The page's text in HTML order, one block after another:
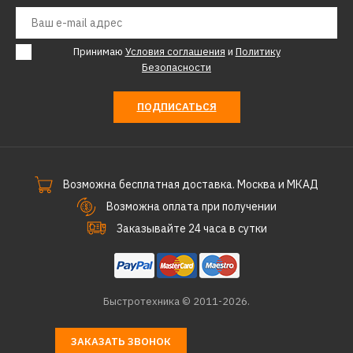
ДОБАВИТЬ К СРАВНЕНИЮ
ДОБАВИТЬ В ПОЖЕЛАНИЯ
Виброплита DIAM VM-
161352р.
КУПИТЬ
ДОБАВИТЬ К СРАВНЕНИЮ
DIAM
Принимаю Условия соглашения и Политику
Безопасности
ПОДПИСАТЬСЯ
Возможна бесплатная доставка. Москва и МКАД
Возможна оплата при получении
Заказывайте 24 часа в сутки
Быстротехника © 2011-2026.
ЗАКАЗАТЬ ЗВОНОК